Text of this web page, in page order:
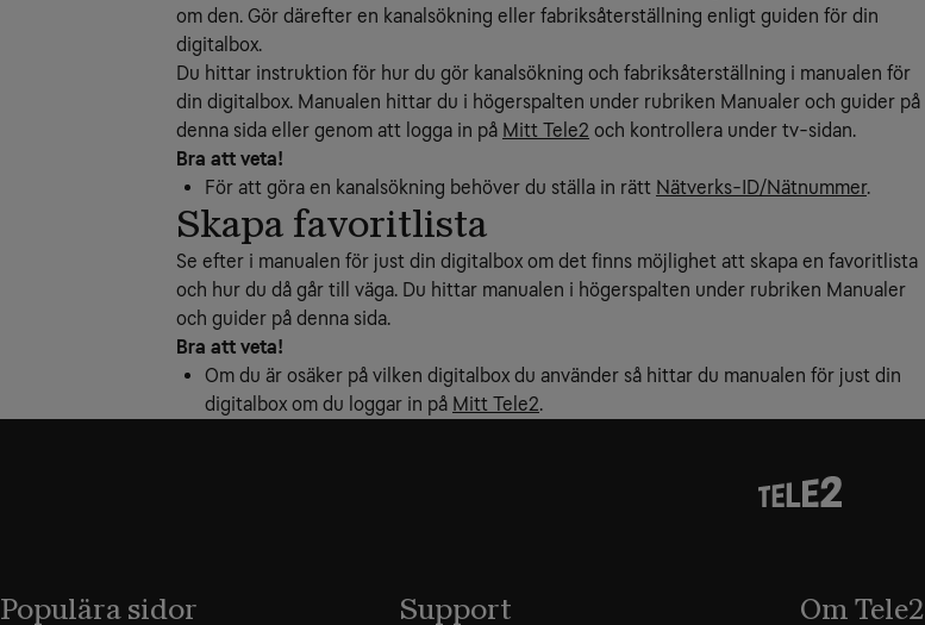
om den. Gör därefter en kanalsökning eller fabriksåterställning enligt guiden för din
digitalbox.
Du hittar instruktion för hur du gör kanalsökning och fabriksåterställning i manualen för
din digitalbox. Manualen hittar du i högerspalten under rubriken Manualer och guider på
denna sida eller genom att logga in på Mitt Tele2 och kontrollera under tv-sidan.
Bra att veta!
För att göra en kanalsökning behöver du ställa in rätt Nätverks-ID/Nätnummer.
Skapa favoritlista
Se efter i manualen för just din digitalbox om det finns möjlighet att skapa en favoritlista
och hur du då går till väga. Du hittar manualen i högerspalten under rubriken Manualer
och guider på denna sida.
Bra att veta!
Om du är osäker på vilken digitalbox du använder så hittar du manualen för just din
digitalbox om du loggar in på Mitt Tele2.
Populära sidor Support Om Tele2